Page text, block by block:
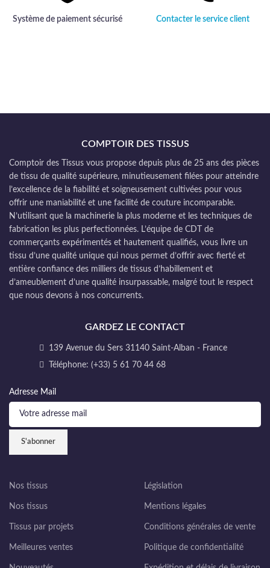
Système de paiement sécurisé Contacter le service client
COMPTOIR DES TISSUS
Comptoir des Tissus vous propose depuis plus de 25 ans des pièces
de tissu de qualité supérieure, minutieusement filées pour atteindre
l’excellence de la fiabilité et soigneusement cultivées pour vous
offrir une maniabilité et une facilité de couture incomparable.
N’utilisant que la machinerie la plus moderne et les techniques de
fabrication les plus perfectionnées. L’équipe de CDT de
commerçants expérimentés et hautement qualifiés, vous livre un
tissu d’une qualité unique qui nous permet d’offrir avec fierté et
entière confiance des milliers de tissus d’habillement et
d’ameublement d’une qualité insurpassable, malgré tout le respect
que nous devons à nos concurrents.
GARDEZ LE CONTACT
139 Avenue du Sers 31140 Saint-Alban - France
Téléphone: (+33) 5 61 70 44 68
Adresse Mail
Nos tissus
Nos tissus
Tissus par projets
Meilleures ventes
Législation
Mentions légales
Conditions générales de vente
Politique de confidentialité